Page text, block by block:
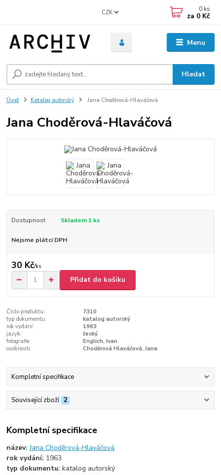
Menu
CZK
Hledat
0 ks
za 0 Kč
Úvod Katalog autorský Jana Choděrová-Hlaváčová
Jana Choděrová-Hlaváčová
Dostupnost Skladem 1 ks
Nejsme plátci DPH
30 Kč/ks
Přidat do košíku
Číslo produktu:
7310
typ dokumentu:
katalog autorský
rok vydání:
1963
jazyk:
český
fotografie:
Englich, Ivan
osobnosti:
Choděrová Hlaváčová, Jana
Kompletní specifikace
Související zboží 2
Kompletní specifikace
název:Jana Choděrová-Hlaváčová
rok vydání: 1963
typ dokumentu:katalog autorský